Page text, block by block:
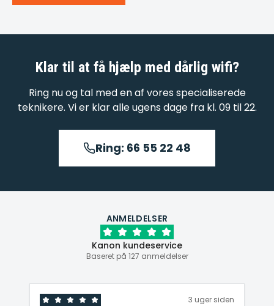
Klar til at få hjælp med dårlig wifi?
Ring nu og tal med en af vores specialiserede
teknikere. Vi er klar alle ugens dage fra kl. 09 til 22.
Ring: 66 55 22 48
ANMELDELSER
Kanon kundeservice
Baseret på 127 anmeldelser
3 uger siden